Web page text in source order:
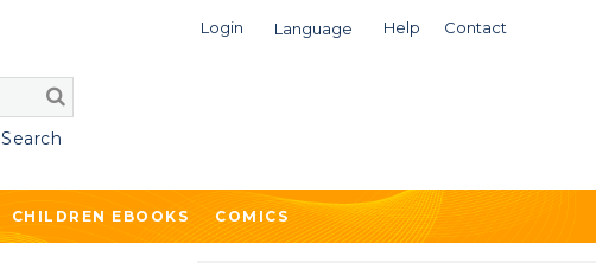
Login Language Help Contact
CHILDREN EBOOKS COMICS